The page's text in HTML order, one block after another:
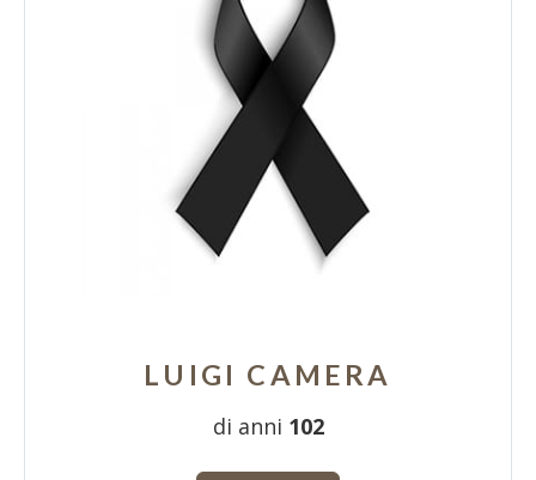
LUIGI CAMERA
di anni 102